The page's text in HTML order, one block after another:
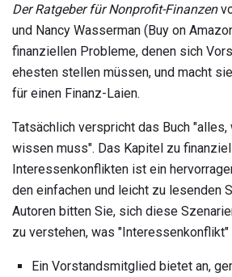
Der Ratgeber für Nonprofit-Finanzen
und Nancy Wasserman (Buy on
finanziellen Probleme, denen sich
ehesten stellen müssen, und macht
für einen Finanz-Laien.
Tatsächlich verspricht das Buch "alles,
wissen muss". Das Kapitel zu
Interessenkonflikten ist ein
den einfachen und leicht zu lesenden
Autoren bitten Sie, sich diese
zu verstehen, was "Interessenkonflikt"
Ein Vorstandsmitglied bietet an,